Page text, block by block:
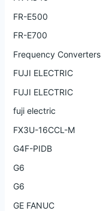
FR-E500
FR-E700
Frequency Converters
FUJI ELECTRIC
FUJI ELECTRIC
fuji electric
FX3U-16CCL-M
G4F-PIDB
G6
G6
GE FANUC